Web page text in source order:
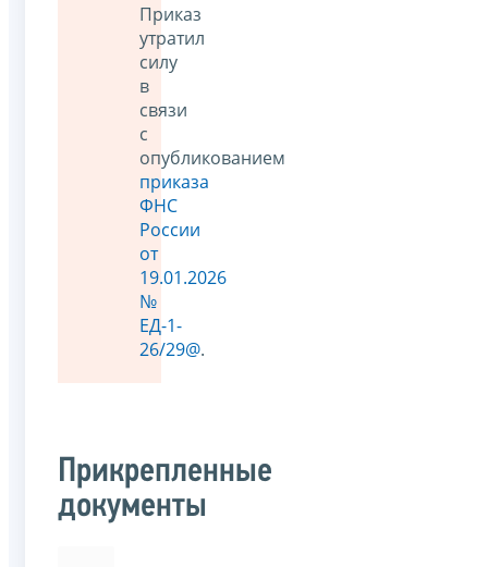
Приказ
утратил
силу
в
связи
с
опубликованием
приказа
ФНС
России
от
19.01.2026
№
ЕД-1-
26/29@.
Прикрепленные
документы